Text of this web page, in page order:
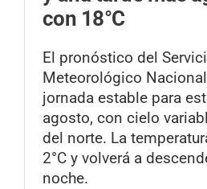
con 18°C
El pronóstico del
Meteorológico
jornada estable para
agosto, con cielo
del norte. La
2°C y volverá a
noche.